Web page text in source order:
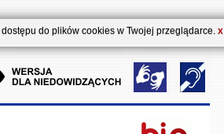
do plików cookies w Twojej przeglądarce. X